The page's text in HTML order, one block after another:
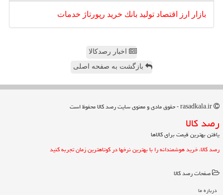
بازار ارز اقتصاد تولید بانك خرید رپورتاژ خدمات
اخبار رصدکالا
بازگشت به صفحه اصلی
رصد كالا
یافتن بهترین قیمت برای کالاها
رصد کالا، خرید هوشمندانه را با بهترین نرخها در کوتاهترین زمان تجربه کنید
صفحات رصد كالا
درباره ما